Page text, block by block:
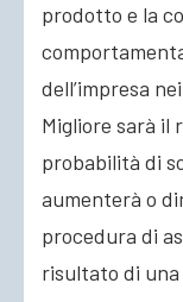
prodotto e la
dell’impresa
Migliore sarà il
probabilità di
aumenterà o
procedura di
risultato di